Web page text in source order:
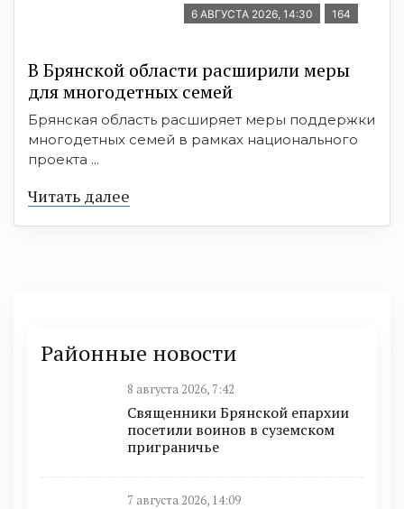
6 АВГУСТА 2026, 14:30 164
В Брянской области расширили меры
для многодетных семей
Брянская область расширяет меры поддержки
многодетных семей в рамках национального
проекта ...
Читать далее
Районные новости
8 августа 2026, 7:42
Священники Брянской епархии
посетили воинов в суземском
приграничье
7 августа 2026, 14:09